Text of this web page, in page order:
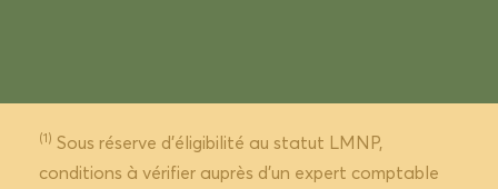
(1) Sous réserve d’éligibilité au statut LMNP,
conditions à vérifier auprès d’un expert comptable